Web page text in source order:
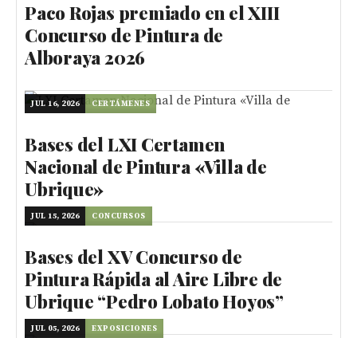
Paco Rojas premiado en el XIII
Concurso de Pintura de
Alboraya 2026
JUL 16, 2026 CERTÁMENES
Bases del LXI Certamen
Nacional de Pintura «Villa de
Ubrique»
JUL 15, 2026 CONCURSOS
Bases del XV Concurso de
Pintura Rápida al Aire Libre de
Ubrique “Pedro Lobato Hoyos”
JUL 05, 2026 EXPOSICIONES